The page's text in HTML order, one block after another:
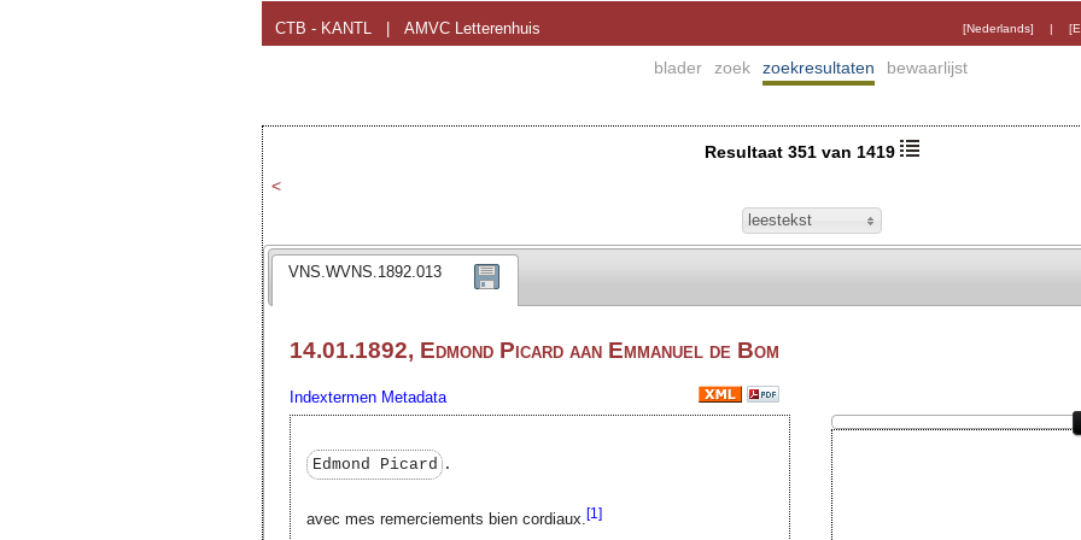
CTB - KANTL AMVC Letterenhuis |
[Nederlands]
blader zoek zoekresultaten bewaarlijst
<
Resultaat 351 van 1419
leestekst
VNS.WVNS.1892.013
14.01.1892, Edmond Picard aan Emmanuel de Bom
Indextermen Metadata
Edmond Picard .
avec mes remerciements bien cordiaux.[1]